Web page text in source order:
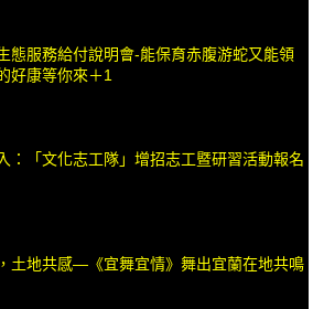
態服務給付說明會-能保育赤腹游蛇又能領
好康等你來＋1
：「文化志工隊」增招志工暨研習活動報名
土地共感—《宜舞宜情》舞出宜蘭在地共鳴